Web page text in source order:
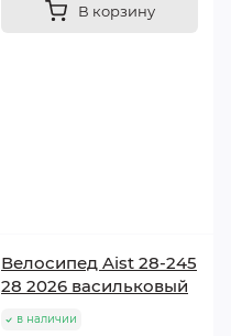
В корзину
Велосипед Aist 28-245
28 2026 васильковый
в наличии